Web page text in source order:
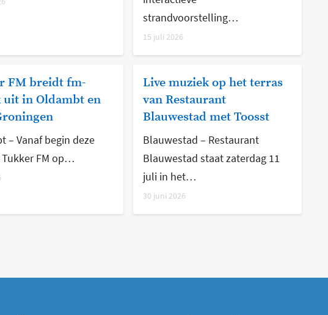
strandvoorstelling…
15 juli 2026
FM breidt fm-
uit in Oldambt en
– Vanaf begin deze
Tukker FM op…
Live muziek op het terras
van Restaurant
Blauwestad met Toosst
Blauwestad – Restaurant
Blauwestad staat zaterdag 11
juli in het…
30 juni 2026